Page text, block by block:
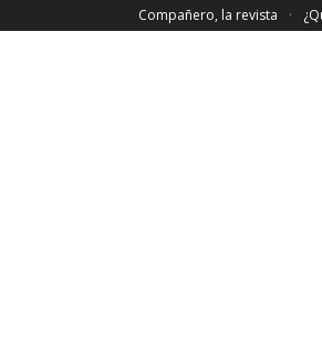
Compañero, la revista